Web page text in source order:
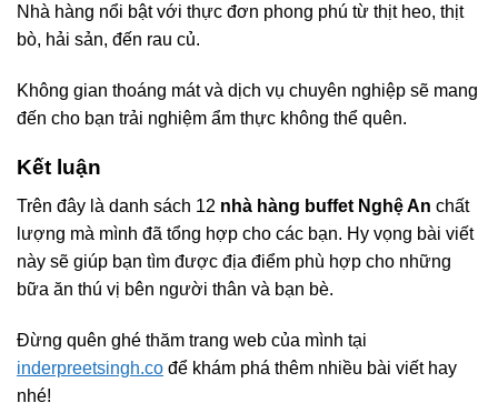
Nhà hàng nổi bật với thực đơn phong phú từ thịt heo, thịt
bò, hải sản, đến rau củ.
Không gian thoáng mát và dịch vụ chuyên nghiệp sẽ mang
đến cho bạn trải nghiệm ẩm thực không thể quên.
Kết luận
Trên đây là danh sách 12 nhà hàng buffet Nghệ An chất
lượng mà mình đã tổng hợp cho các bạn. Hy vọng bài viết
này sẽ giúp bạn tìm được địa điểm phù hợp cho những
bữa ăn thú vị bên người thân và bạn bè.
Đừng quên ghé thăm trang web của mình tại
inderpreetsingh.co để khám phá thêm nhiều bài viết hay
nhé!